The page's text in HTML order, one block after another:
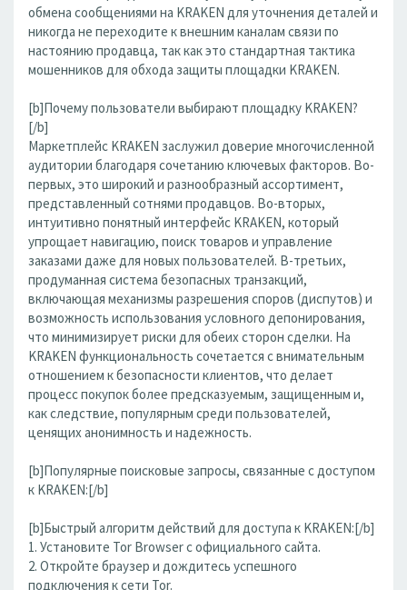
обмена сообщениями на KRAKEN для уточнения деталей и
никогда не переходите к внешним каналам связи по
настоянию продавца, так как это стандартная тактика
мошенников для обхода защиты площадки KRAKEN.
[b]Почему пользователи выбирают площадку KRAKEN?
[/b]
Маркетплейс KRAKEN заслужил доверие многочисленной
аудитории благодаря сочетанию ключевых факторов. Во-
первых, это широкий и разнообразный ассортимент,
представленный сотнями продавцов. Во-вторых,
интуитивно понятный интерфейс KRAKEN, который
упрощает навигацию, поиск товаров и управление
заказами даже для новых пользователей. В-третьих,
продуманная система безопасных транзакций,
включающая механизмы разрешения споров (диспутов) и
возможность использования условного депонирования,
что минимизирует риски для обеих сторон сделки. На
KRAKEN функциональность сочетается с внимательным
отношением к безопасности клиентов, что делает
процесс покупок более предсказуемым, защищенным и,
как следствие, популярным среди пользователей,
ценящих анонимность и надежность.
[b]Популярные поисковые запросы, связанные с доступом
к KRAKEN:[/b]
[b]Быстрый алгоритм действий для доступа к KRAKEN:[/b]
1. Установите Tor Browser с официального сайта.
2. Откройте браузер и дождитесь успешного
подключения к сети Tor.